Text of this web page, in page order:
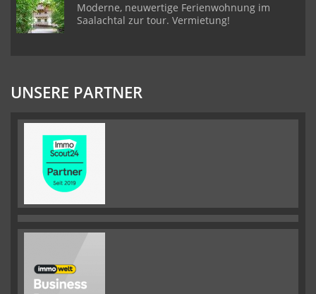
Moderne, neuwertige Ferienwohnung im
Saalachtal zur tour. Vermietung!
UNSERE PARTNER